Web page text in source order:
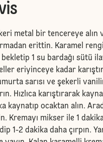
metal bir tencereye alın
erittin. Karamel
1 su bardağı sütü
eriyinceye kadar
sarısı ve şekerli
Hızlıca karıştırarak
kaynatıp ocaktan alın.
Kremayı mikser ile 1 dakika
1-2 dakika daha çırpın.